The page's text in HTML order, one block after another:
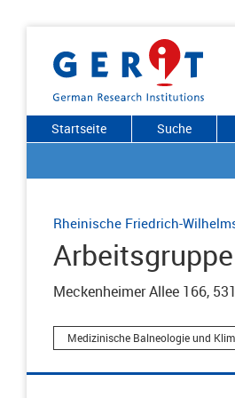
Startseite Suche
Rheinische Friedrich-
Meckenheimer Allee 166,
Medizinische Balneologie und